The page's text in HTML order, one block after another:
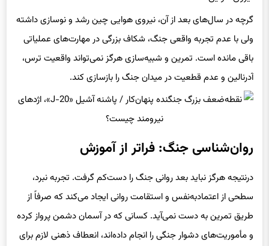
گرچه در سال‌های بعد از آن، نیروی هوایی چین رشد و نوسازی داشته
ولی با عدم تجربه واقعی جنگ، شکاف بزرگی در مهارت‌های عملیاتی
باقی مانده است. تمرین و شبیه‌سازی هرگز نمی‌تواند واقعیت ترس،
آدرنالین و عدم قطعیت در میدان جنگ را بازسازی کند.
روان‌شناسی جنگ: فراتر از آموزش
درنتیجه هرگز نباید بعد روانی جنگ را دست‌کم گرفت. تجربه نبرد،
سطحی از اعتمادبه‌نفس و استقامت روانی ایجاد می‌کند که صرفاً از
طریق تمرین به دست نمی‌آید. کسانی که در آسمان دشمن پرواز کرده
و مأموریت‌های دشوار جنگی را انجام داده‌اند، انعطاف ذهنی لازم برای